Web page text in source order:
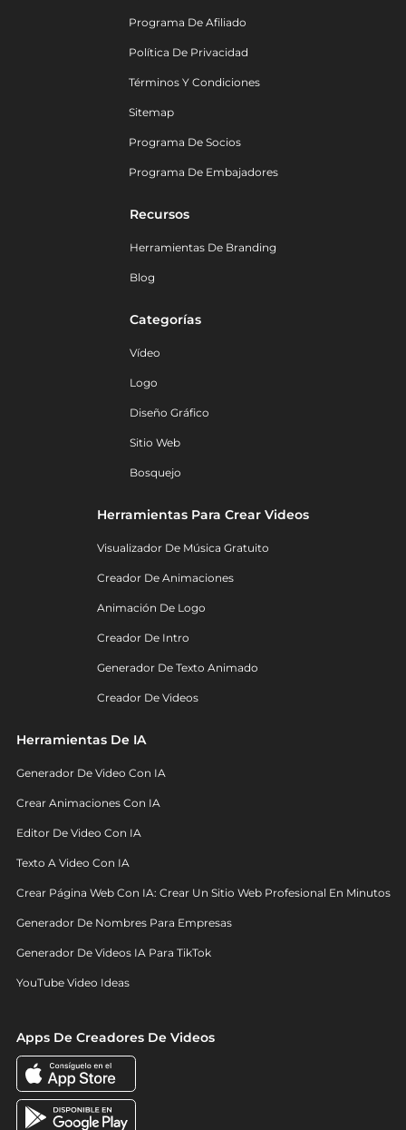
Programa De Afiliado
Política De Privacidad
Términos Y Condiciones
Sitemap
Programa De Socios
Programa De Embajadores
Recursos
Herramientas De Branding
Blog
Categorías
Vídeo
Logo
Diseño Gráfico
Sitio Web
Bosquejo
Herramientas Para Crear Videos
Visualizador De Música Gratuito
Creador De Animaciones
Animación De Logo
Creador De Intro
Generador De Texto Animado
Creador De Videos
Herramientas De IA
Generador De Video Con IA
Crear Animaciones Con IA
Editor De Video Con IA
Texto A Video Con IA
Crear Página Web Con IA: Crear Un Sitio Web Profesional En Minutos
Generador De Nombres Para Empresas
Generador De Videos IA Para TikTok
YouTube Video Ideas
Apps De Creadores De Videos